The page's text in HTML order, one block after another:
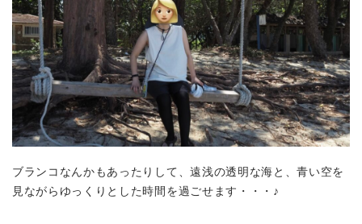
ブランコなんかもあったりして、遠浅の透明な海と、青い空を
見ながらゆっくりとした時間を過ごせます・・・♪